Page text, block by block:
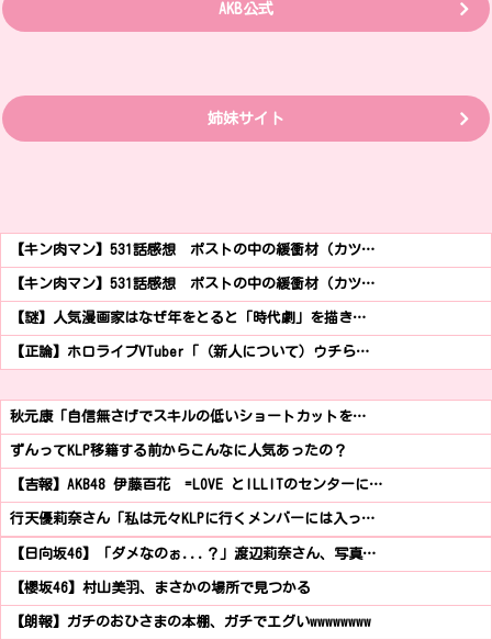
AKB公式
姉妹サイト
【キン肉マン】531話感想 ポストの中の緩衝材（カツ…
【キン肉マン】531話感想 ポストの中の緩衝材（カツ…
【謎】人気漫画家はなぜ年をとると「時代劇」を描き…
【正論】ホロライブVTuber「（新人について）ウチら…
秋元康「自信無さげでスキルの低いショートカットを…
ずんってKLP移籍する前からこんなに人気あったの？
【吉報】AKB48 伊藤百花 =LOVE とILLITのセンターに…
行天優莉奈さん「私は元々KLPに行くメンバーには入っ…
【日向坂46】「ダメなのぉ...？」渡辺莉奈さん、写真…
【櫻坂46】村山美羽、まさかの場所で見つかる
【朗報】ガチのおひさまの本棚、ガチでエグいwwwwwwww